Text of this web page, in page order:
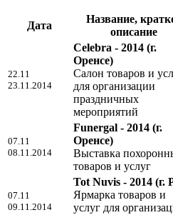
Дата
Название,
описание
22.11
23.11.2014
Celebra - 2014 (г.
Оренсе)
Салон товаров и
для организации
праздничных
мероприятий
07.11
08.11.2014
Funergal - 2014 (г.
Оренсе)
Выставка
товаров и услуг
07.11
09.11.2014
Tot Nuvis - 2014 (г.
Ярмарка товаров и
услуг для